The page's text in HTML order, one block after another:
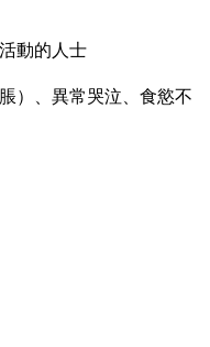
動的人士
）、異常哭泣、食慾不